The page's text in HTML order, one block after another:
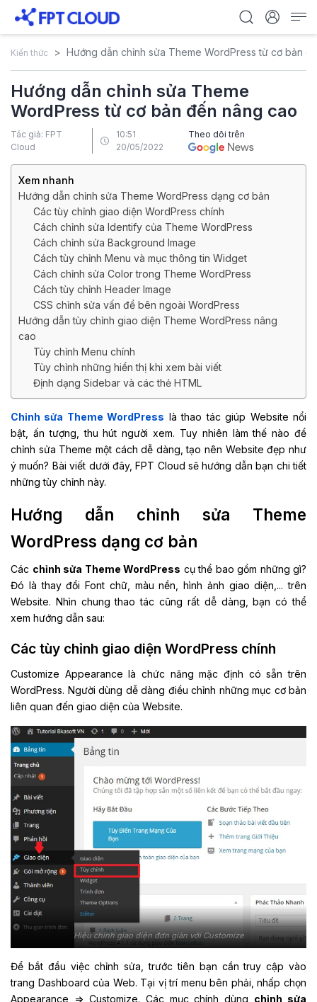
Kiến thức Hướng dẫn chỉnh sửa Theme WordPress từ cơ bản
Hướng dẫn chỉnh sửa Theme
WordPress từ cơ bản đến nâng cao
Tác giả: FPT
Cloud
10:51
20/05/2022
Theo dõi trên
Xem nhanh
Hướng dẫn chỉnh sửa Theme WordPress dạng cơ bản
Các tùy chỉnh giao diện WordPress chính
Cách chỉnh sửa Identify của Theme WordPress
Cách chỉnh sửa Background Image
Cách tùy chỉnh Menu và mục thông tin Widget
Cách chỉnh sửa Color trong Theme WordPress
Cách tùy chỉnh Header Image
CSS chỉnh sửa vấn đề bên ngoài WordPress
Hướng dẫn tùy chỉnh giao diện Theme WordPress nâng
cao
Tùy chỉnh Menu chính
Tùy chỉnh những hiển thị khi xem bài viết
Định dạng Sidebar và các thẻ HTML
Chỉnh sửa Theme WordPress là thao tác giúp Website nổi
bật, ấn tượng, thu hút người xem. Tuy nhiên làm thế nào để
chỉnh sửa Theme một cách dễ dàng, tạo nên Website đẹp như
ý muốn? Bài viết dưới đây, FPT Cloud sẽ hướng dẫn bạn chi tiết
những tùy chỉnh này.
Hướng dẫn chỉnh sửa Theme
WordPress dạng cơ bản
Các chỉnh sửa Theme WordPress cụ thể bao gồm những gì?
Đó là thay đổi Font chữ, màu nền, hình ảnh giao diện,... trên
Website. Nhìn chung thao tác cũng rất dễ dàng, bạn có thể
xem hướng dẫn sau:
Các tùy chỉnh giao diện WordPress chính
Customize Appearance là chức năng mặc định có sẵn trên
WordPress. Người dùng dễ dàng điều chỉnh những mục cơ bản
liên quan đến giao diện của Website.
Hiệu chỉnh giao diện đơn giản với Customize
Để bắt đầu việc chỉnh sửa, trước tiên bạn cần truy cập vào
trang Dashboard của Web. Tại vị trí menu bên phải, nhấp chọn
Appearance => Customize. Các mục chính dùng chỉnh sửa